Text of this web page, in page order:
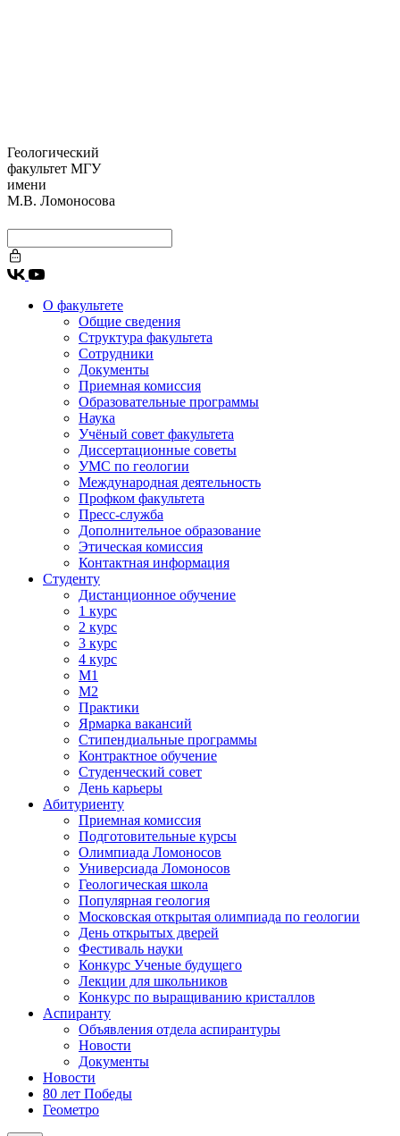
Геологический
факультет МГУ
имени
М.В. Ломоносова
О факультете
Общие сведения
Структура факультета
Сотрудники
Документы
Приемная комиссия
Образовательные программы
Наука
Учёный совет факультета
Диссертационные советы
УМС по геологии
Международная деятельность
Профком факультета
Пресс-служба
Дополнительное образование
Этическая комиссия
Контактная информация
Студенту
Дистанционное обучение
1 курс
2 курс
3 курс
4 курс
М1
М2
Практики
Ярмарка вакансий
Стипендиальные программы
Контрактное обучение
Студенческий совет
День карьеры
Абитуриенту
Приемная комиссия
Подготовительные курсы
Олимпиада Ломоносов
Универсиада Ломоносов
Геологическая школа
Популярная геология
Московская открытая олимпиада по геологии
День открытых дверей
Фестиваль науки
Конкурс Ученые будущего
Лекции для школьников
Конкурс по выращиванию кристаллов
Аспиранту
Объявления отдела аспирантуры
Новости
Документы
Новости
80 лет Победы
Геометро